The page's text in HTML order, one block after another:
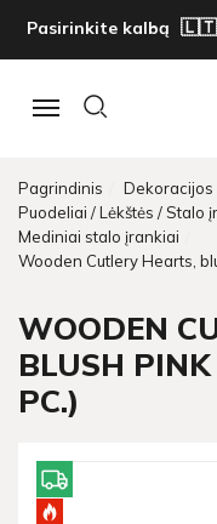
Pasirinkite kalbą
Navigacija
Pagrindinis
Dekoracijos
Puodeliai / Lėkštės / Stalo
Mediniai stalo įrankiai
Wooden Cutlery Hearts,
WOODEN
BLUSH
PC.)